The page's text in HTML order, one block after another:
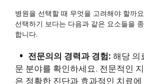
병원을 선택할 때 무엇을 고려해야 할까
선택하기 보다는 다음과 같은 요소들을
합니다.
전문의의 경력과 경험: 해당 의
문 분야를 확인하세요. 전문적인
은 정확한 진단과 효과적인 치료